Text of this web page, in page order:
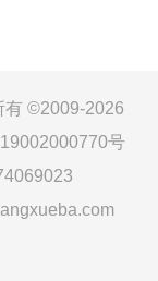
有 ©2009-2026
号